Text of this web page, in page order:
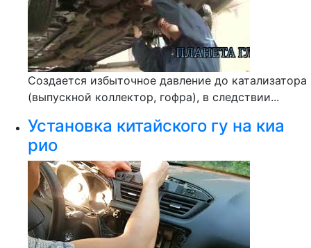
Создается избыточное давление до катализатора
(выпускной коллектор, гофра), в следствии...
Установка китайского гу на киа
рио